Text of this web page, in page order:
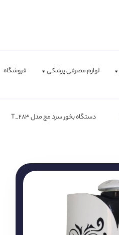
لوازم مصرفی پزشکی فروشگاه
دستگاه بخور سرد مچ مدل T_283